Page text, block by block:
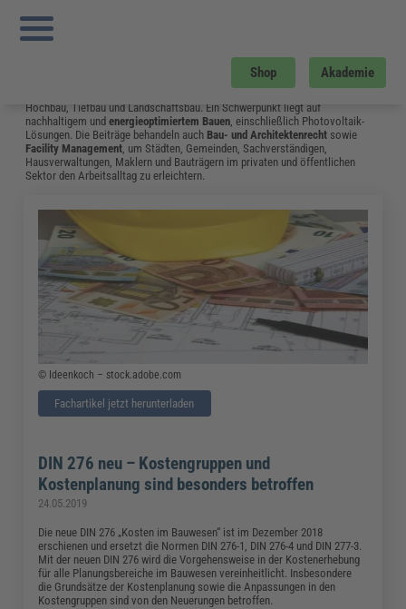
Shop Akademie
Sie sind hier:
Seite 17
Bau und Gebäudemanagement
Vom Neubau bis hin zum Umgang mit Bauschäden: Das Fachwissen aus dem
Hochbau, Tiefbau und Landschaftsbau. Ein Schwerpunkt liegt auf
nachhaltigem undenergieoptimiertem Bauen, einschließlich Photovoltaik-
Lösungen. Die Beiträge behandeln auch Bau- und Architektenrecht sowie
Facility Management, um Städten, Gemeinden, Sachverständigen,
Hausverwaltungen, Maklern und Bauträgern im privaten und öffentlichen
Sektor den Arbeitsalltag zu erleichtern.
© Ideenkoch – stock.adobe.com
Fachartikel jetzt herunterladen
DIN 276 neu – Kostengruppen und
Kostenplanung sind besonders betroffen
24.05.2019
Die neue DIN 276 „Kosten im Bauwesen“ ist im Dezember 2018
erschienen und ersetzt die Normen DIN 276-1, DIN 276-4 und DIN 277-3.
Mit der neuen DIN 276 wird die Vorgehensweise in der Kostenerhebung
für alle Planungsbereiche im Bauwesen vereinheitlicht. Insbesondere
die Grundsätze der Kostenplanung sowie die Anpassungen in den
Kostengruppen sind von den Neuerungen betroffen.